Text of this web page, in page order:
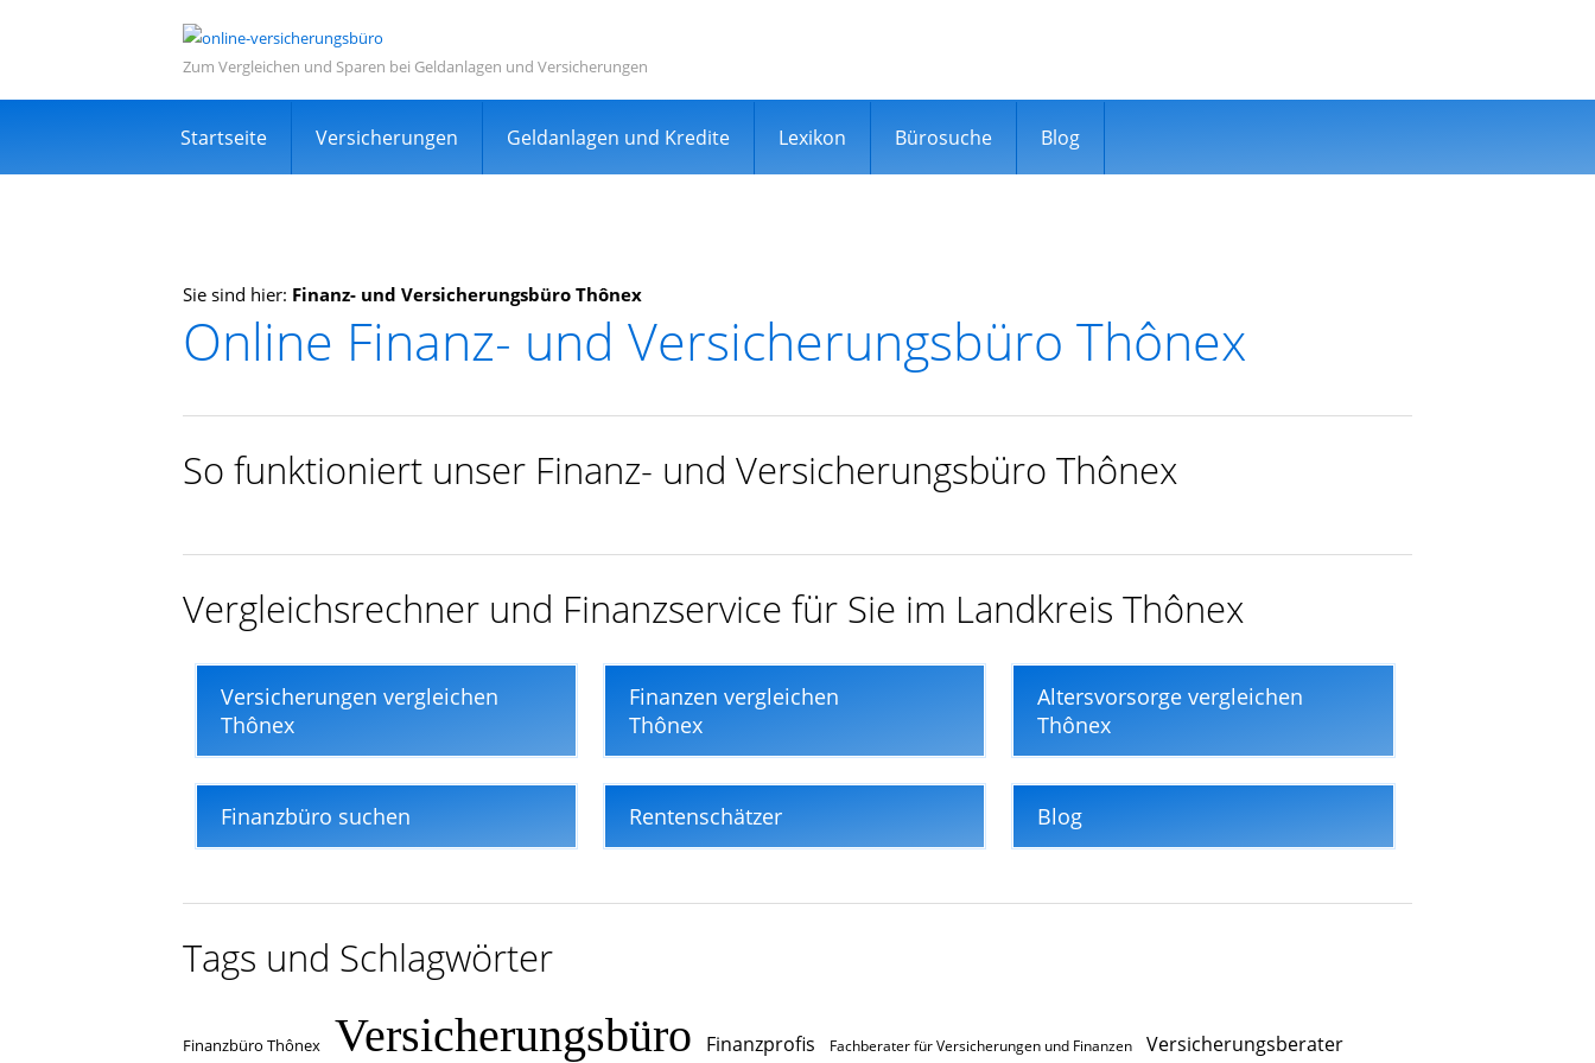
Zum Vergleichen und Sparen bei Geldanlagen und Versicherungen
Startseite Versicherungen Geldanlagen und Kredite Lexikon Bürosuche Blog
Informations- und Vergleichsportal
Sehr viele zufriedene Kunden
Kostenlos
Expertensuche in Ihrer Nähe
In nur wenigen Minuten
Sie sind hier: Finanz- und Versicherungsbüro Thônex
Online Finanz- und Versicherungsbüro Thônex
So funktioniert unser Finanz- und Versicherungsbüro Thônex
Vergleichsrechner und Finanzservice für Sie im Landkreis Thônex
Versicherungen vergleichen
Thônex
Finanzen vergleichen
Thônex
Altersvorsorge vergleichen
Thônex
Finanzbüro suchen Rentenschätzer Blog
Tags und Schlagwörter
Finanzbüro Thônex Versicherungsbüro Finanzprofis Fachberater für Versicherungen und Finanzen
Versicherungsberater